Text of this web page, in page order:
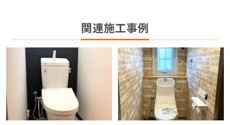
関連施工事例